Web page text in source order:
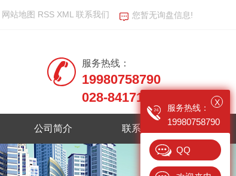
您暂无询盘信息!
网站地图 RSS XML 联系我们
服务热线：
19980758790
028-84171800
公司简介 联系我们
X
服务热线：
19980758790
QQ